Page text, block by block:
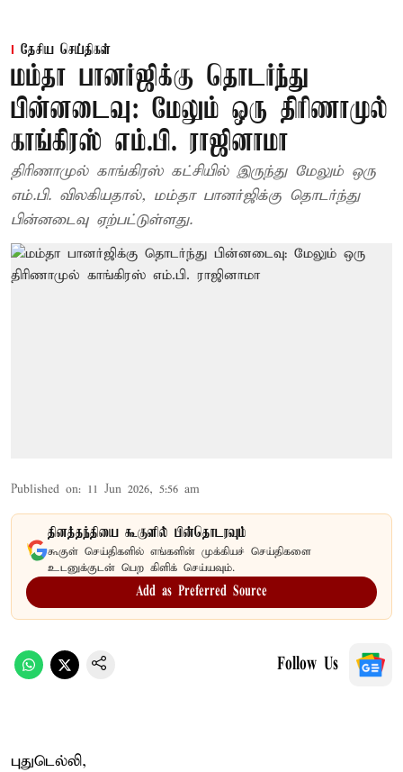
தேசிய செய்திகள்
மம்தா பானர்ஜிக்கு தொடர்ந்து
பின்னடைவு: மேலும் ஒரு திரிணாமுல்
காங்கிரஸ் எம்.பி. ராஜினாமா
திரிணாமுல் காங்கிரஸ் கட்சியில் இருந்து மேலும் ஒரு
எம்.பி. விலகியதால், மம்தா பானர்ஜிக்கு தொடர்ந்து
பின்னடைவு ஏற்பட்டுள்ளது.
Published on: 11 Jun 2026, 5:56 am
தினத்தந்தியை கூகுளில் பின்தொடரவும்
கூகுள் செய்திகளில் எங்களின் முக்கியச் செய்திகளை
உடனுக்குடன் பெற கிளிக் செய்யவும்.
Add as Preferred Source
Follow Us
புதுடெல்லி,